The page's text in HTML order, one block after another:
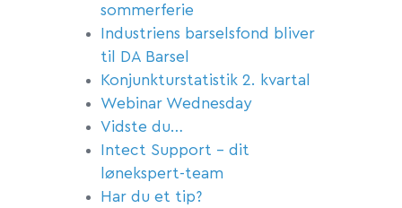
sommerferie
Industriens barselsfond bliver
til DA Barsel
Konjunkturstatistik 2. kvartal
Webinar Wednesday
Vidste du…
Intect Support – dit
lønekspert-team
Har du et tip?